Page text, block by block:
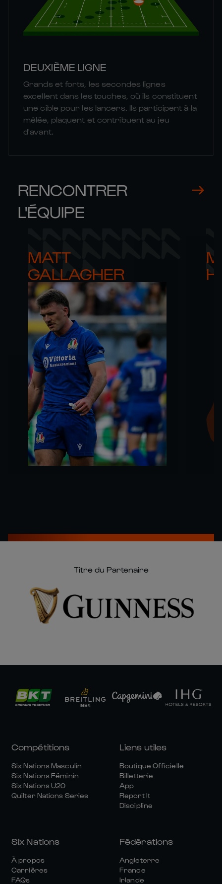
DEUXIÈME LIGNE
Grands et forts, les secondes lignes
excellent dans les touches, où ils constituent
une cible pour les lancers. Ils participent à la
mêlée, plaquent et contribuent au jeu
d'avant.
RENCONTRER
L'ÉQUIPE
MATT
GALLAGHER
Titre du Partenaire
Compétitions
Six Nations Masculin
Six Nations Féminin
Six Nations U20
Quilter Nations Series
Liens utiles
Boutique Officielle
Billetterie
App
Report It
Discipline
Six Nations
À propos
Carrières
FAQs
Fédérations
Angleterre
France
Irlande